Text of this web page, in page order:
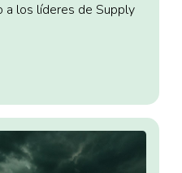
a los líderes de Supply